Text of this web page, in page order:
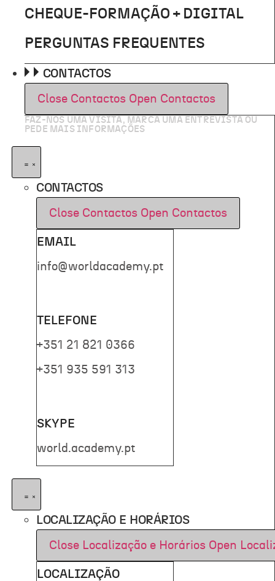
CHEQUE-FORMAÇÃO + DIGITAL
PERGUNTAS FREQUENTES
CONTACTOS
Close Contactos Open Contactos
FAZ-NOS UMA VISITA, MARCA UMA ENTREVISTA OU
PEDE MAIS INFORMAÇÕES
CONTACTOS
Close Contactos Open Contactos
EMAIL
info@worldacademy.pt
TELEFONE
+351 21 821 0366
+351 935 591 313
SKYPE
world.academy.pt
LOCALIZAÇÃO E HORÁRIOS
Close Localização e Horários Open
LOCALIZAÇÃO